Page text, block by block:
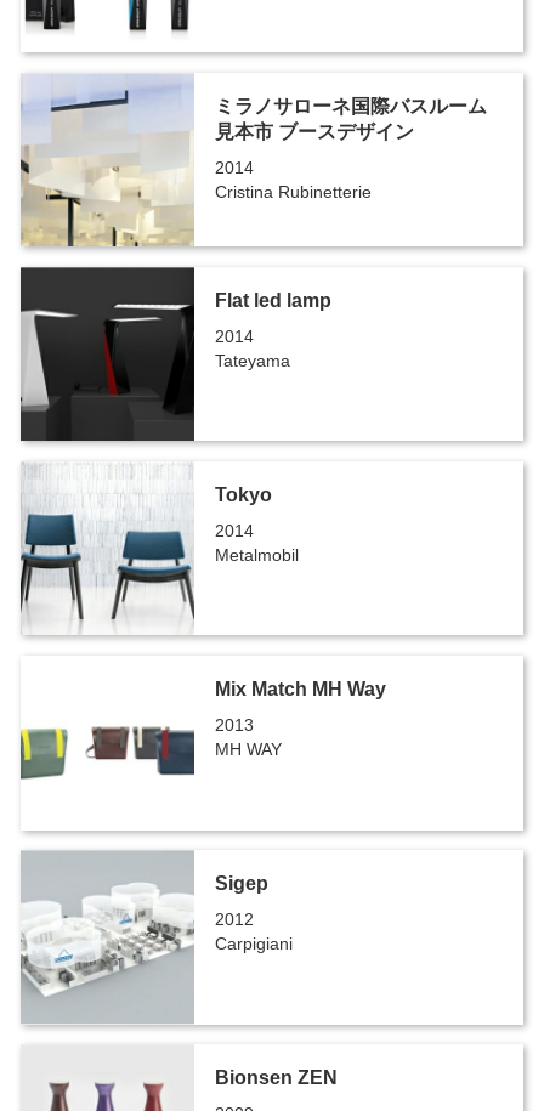
ミラノサローネ国際バスルーム
見本市 ブースデザイン
2014
Cristina Rubinetterie
Flat led lamp
2014
Tateyama
Tokyo
2014
Metalmobil
Mix Match MH Way
2013
MH WAY
Sigep
2012
Carpigiani
Bionsen ZEN